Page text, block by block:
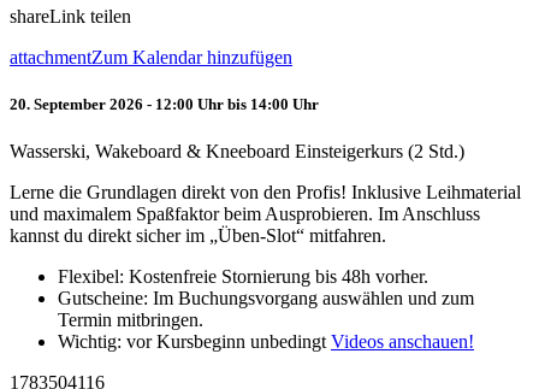
shareLink teilen
attachmentZum Kalendar hinzufügen
20. September 2026 - 12:00 Uhr bis 14:00 Uhr
Wasserski, Wakeboard & Kneeboard Einsteigerkurs (2 Std.)
Lerne die Grundlagen direkt von den Profis! Inklusive Leihmaterial
und maximalem Spaßfaktor beim Ausprobieren. Im Anschluss
kannst du direkt sicher im „Üben-Slot“ mitfahren.
Flexibel: Kostenfreie Stornierung bis 48h vorher.
Gutscheine: Im Buchungsvorgang auswählen und zum
Termin mitbringen.
Wichtig: vor Kursbeginn unbedingt Videos anschauen!
1783504116